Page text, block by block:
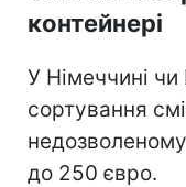
контейнері
У Німеччині
сортування
до 250 євро.